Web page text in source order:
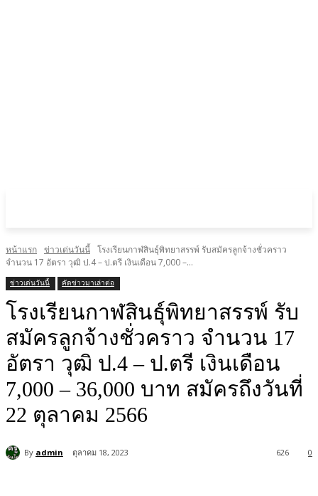
หน้าแรก ข่าวเด่นวันนี้ โรงเรียนกาฬสินธุ์พิทยาสรรพ์ รับสมัครลูกจ้างชั่วคราว
จำนวน 17 อัตรา วุฒิ ป.4 – ป.ตรี เงินเดือน 7,000 –...
ข่าวเด่นวันนี้ คัดข่าวมาเล่าต่อ
โรงเรียนกาฬสินธุ์พิทยาสรรพ์ รับ
สมัครลูกจ้างชั่วคราว จำนวน 17
อัตรา วุฒิ ป.4 – ป.ตรี เงินเดือน
7,000 – 36,000 บาท สมัครถึงวันที่
22 ตุลาคม 2566
By admin ตุลาคม 18, 2023 0
626